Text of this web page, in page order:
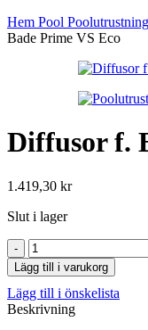
Hem Pool Poolutrustning
Bade Prime VS Eco
Diffusor f.
1.419,30 kr
Slut i lager
Diffusor
f.
Bade
Prime
VS
Lägg till i varukorg
Lägg till i önskelista
Beskrivning